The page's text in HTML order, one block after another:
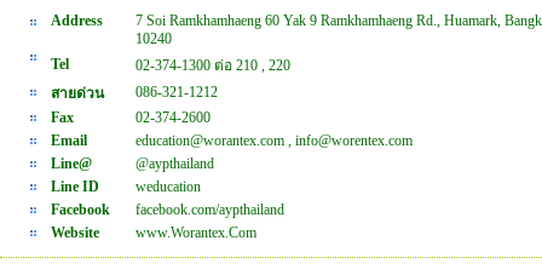
Address
7 Soi Ramkhamhaeng 60 Yak 9 Ramkhamhaeng Rd., Huamark,
10240
Tel
02-374-1300 ต่อ 210 , 220
สายด่วน
086-321-1212
Fax
02-374-2600
Email
education@worantex.com , info@worentex.com
Line@
@aypthailand
Line ID
weducation
Facebook
facebook.com/aypthailand
Website
www.Worantex.Com